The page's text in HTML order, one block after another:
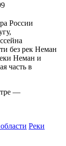
России
без рек Неман
Неман и
часть в
—
Реки